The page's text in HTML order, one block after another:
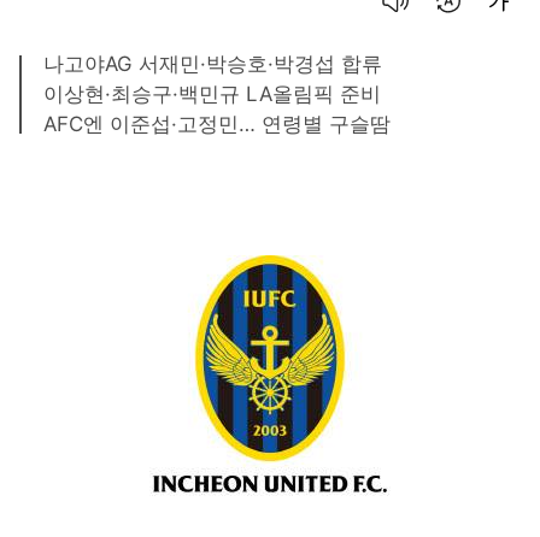
나고야AG 서재민·박승호·박경섭 합류
이상현·최승구·백민규 LA올림픽 준비
AFC엔 이준섭·고정민… 연령별 구슬땀